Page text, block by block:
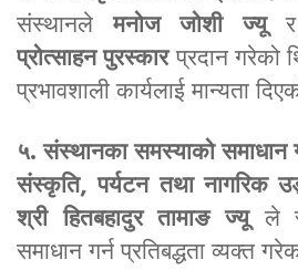
संस्थानलेमनोज जोशी ज्यूर
प्रोत्साहन पुरस्कारप्रदान गरेको
प्रभावशाली कार्यलाई मान्यता
५. संस्थानका समस्याको समाधान
संस्कृति, पर्यटन तथा नागरिक
श्री हितबहादुर तामाङ ज्यूले
समाधान गर्न प्रतिबद्धता व्यक्त